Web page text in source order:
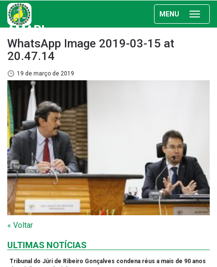
MENU
AMAPI
WhatsApp Image 2019-03-15 at
20.47.14
19 de março de 2019
« Voltar
ULTIMAS NOTÍCIAS
Tribunal do Júri de Ribeiro Gonçalves condena réus a mais de 90 anos